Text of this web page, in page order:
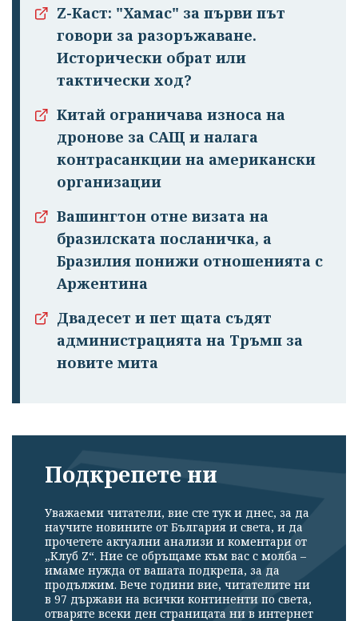
Успешно
излязохте от
профила си!
Z-Каст: "Хамас" за първи път
говори за разоръжаване.
Исторически обрат или
тактически ход?
Китай ограничава износа на
дронове за САЩ и налага
контрасанкции на американски
организации
Вашингтон отне визата на
бразилската посланичка, а
Бразилия понижи отношенията с
Аржентина
Двадесет и пет щата съдят
администрацията на Тръмп за
новите мита
Подкрепете ни
Уважаеми читатели, вие сте тук и днес, за да
научите новините от България и света, и да
прочетете актуални анализи и коментари от
„Клуб Z“. Ние се обръщаме към вас с молба –
имаме нужда от вашата подкрепа, за да
продължим. Вече години вие, читателите ни
в 97 държави на всички континенти по света,
отваряте всеки ден страницата ни в интернет